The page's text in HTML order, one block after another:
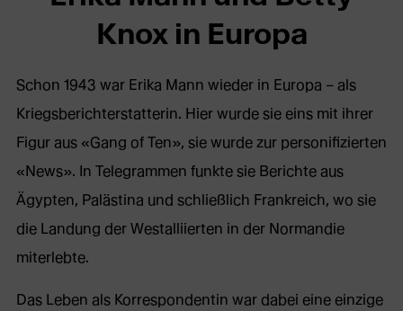
Knox in Europa
Schon 1943 war Erika Mann wieder in Europa – als
Kriegsberichterstatterin. Hier wurde sie eins mit ihrer
Figur aus «Gang of Ten», sie wurde zur personifizierten
«News». In Telegrammen funkte sie Berichte aus
Ägypten, Palästina und schließlich Frankreich, wo sie
die Landung der Westalliierten in der Normandie
miterlebte.
Das Leben als Korrespondentin war dabei eine einzige